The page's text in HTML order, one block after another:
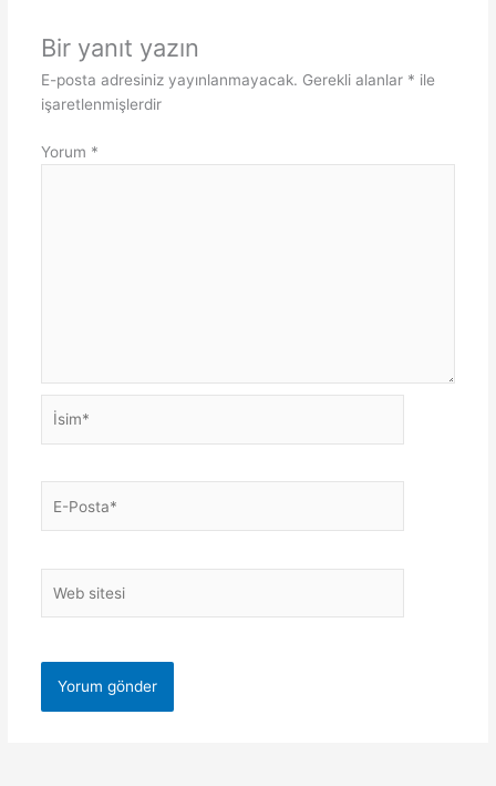
Bir yanıt yazın
E-posta adresiniz yayınlanmayacak. Gerekli alanlar * ile
işaretlenmişlerdir
Yorum *
Posta*
sitesi